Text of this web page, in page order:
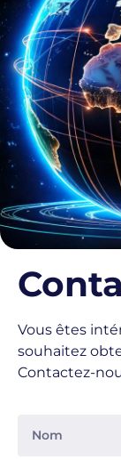
Vous êtes
souhaitez
Contactez-